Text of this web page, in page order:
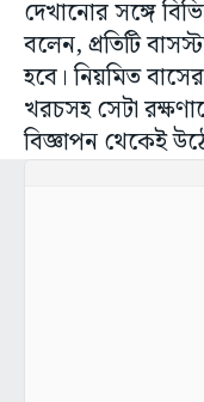
দেখানোর সঙ্গে
বলেন, প্রতিটি
হবে। নিয়মিত
খরচসহ সেটা
বিজ্ঞাপন থেকেই